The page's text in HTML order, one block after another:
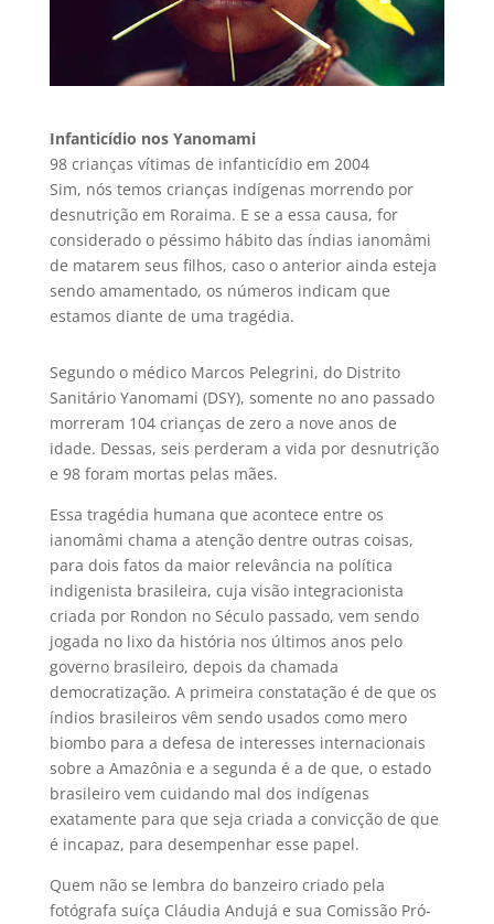
Infanticídio nos Yanomami
98 crianças vítimas de infanticídio em 2004
Sim, nós temos crianças indígenas morrendo por
desnutrição em Roraima. E se a essa causa, for
considerado o péssimo hábito das índias ianomâmi
de matarem seus filhos, caso o anterior ainda esteja
sendo amamentado, os números indicam que
estamos diante de uma tragédia.
Segundo o médico Marcos Pelegrini, do Distrito
Sanitário Yanomami (DSY), somente no ano passado
morreram 104 crianças de zero a nove anos de
idade. Dessas, seis perderam a vida por desnutrição
e 98 foram mortas pelas mães.
Essa tragédia humana que acontece entre os
ianomâmi chama a atenção dentre outras coisas,
para dois fatos da maior relevância na política
indigenista brasileira, cuja visão integracionista
criada por Rondon no Século passado, vem sendo
jogada no lixo da história nos últimos anos pelo
governo brasileiro, depois da chamada
democratização. A primeira constatação é de que os
índios brasileiros vêm sendo usados como mero
biombo para a defesa de interesses internacionais
sobre a Amazônia e a segunda é a de que, o estado
brasileiro vem cuidando mal dos indígenas
exatamente para que seja criada a convicção de que
é incapaz, para desempenhar esse papel.
Quem não se lembra do banzeiro criado pela
fotógrafa suíça Cláudia Andujá e sua Comissão Pró-